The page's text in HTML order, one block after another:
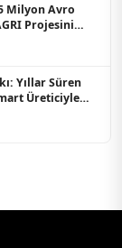
Milyon Avro
Projesini
Yıllar Süren
Üreticiyle